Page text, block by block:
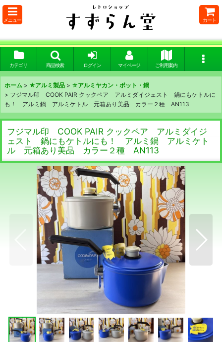
メニュー カート
カテゴリ 商品検索 ログイン マイページ ご利用案内
ホーム > ★アルミ製品 > ☆アルミヤカン・ポット・鍋
> フジマル印 COOK PAIR クックペア アルミダイジェスト 鍋にもケトルに
も！ アルミ鍋 アルミケトル 元箱あり美品 カラー２種 AN113
フジマル印 COOK PAIR クックペア アルミダイジ
ェスト 鍋にもケトルにも！ アルミ鍋 アルミケト
ル 元箱あり美品 カラー２種 AN113